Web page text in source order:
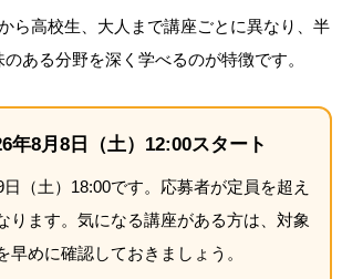
ら高校生、大人まで講座ごとに異なり、半
ある分野を深く学べるのが特徴です。
年8月8日（土）12:00スタート
（土）18:00です。応募者が定員を超え
ります。気になる講座がある方は、対象
早めに確認しておきましょう。